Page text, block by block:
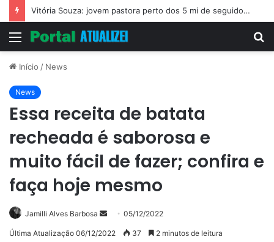
Vitória Souza: jovem pastora perto dos 5 mi de seguidores na web
Menu
Início / News
News
Essa receita de batata
recheada é saborosa e
muito fácil de fazer; confira e
faça hoje mesmo
Jamilli Alves Barbosa
Mande05/12/2022
Última Atualização 06/12/2022 37 2 minutos de leitura